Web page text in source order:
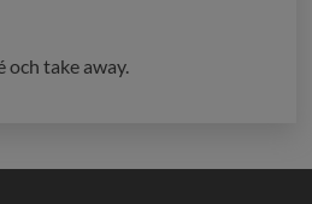
och take away.